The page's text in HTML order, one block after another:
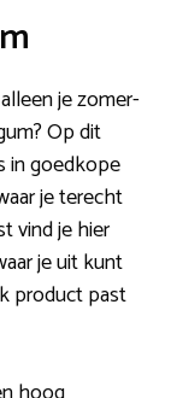
je zomer-
Op dit
in goedkope
je terecht
vind je hier
je uit kunt
product past